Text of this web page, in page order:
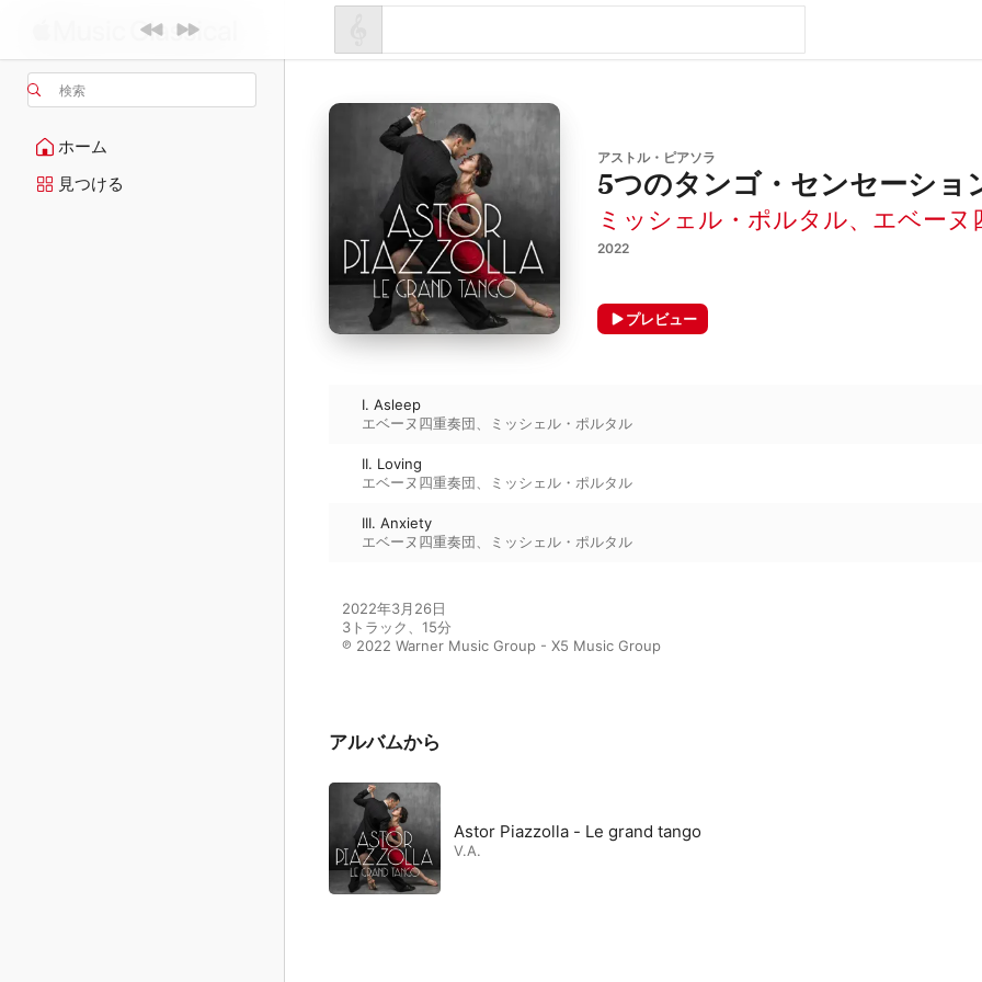
検索
ホーム
見つける
アストル・ピアソラ
5つのタンゴ・センセーショ
ミッシェル・ポルタル、 エベーヌ
2022
プレビュー
I. Asleep
エベーヌ四重奏団
ミッシェル・ポルタル
II. Loving
エベーヌ四重奏団
ミッシェル・ポルタル
III. Anxiety
エベーヌ四重奏団
ミッシェル・ポルタル
2022年3月26日
3トラック、15分
℗ 2022 Warner Music Group - X5 Music Group
アルバムから
Astor Piazzolla - Le grand tango
V.A.